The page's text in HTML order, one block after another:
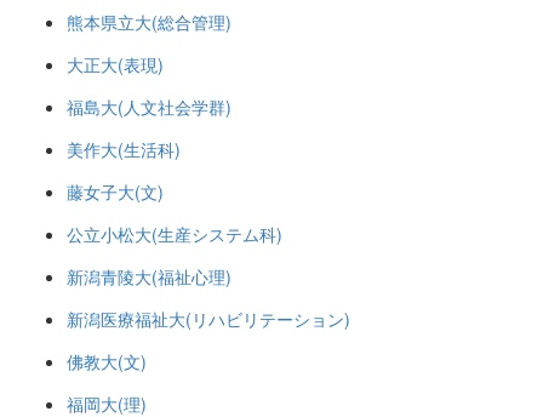
熊本県立大(総合管理)
大正大(表現)
福島大(人文社会学群)
美作大(生活科)
藤女子大(文)
公立小松大(生産システム科)
新潟青陵大(福祉心理)
新潟医療福祉大(リハビリテーション)
佛教大(文)
福岡大(理)